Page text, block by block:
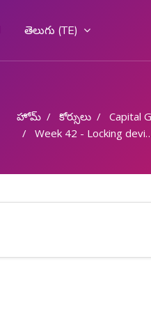
తెలుగు ‎(TE)‎
హోమ్ కోర్సులు Capital
Week 42 - Locking devices - Types of lock nut